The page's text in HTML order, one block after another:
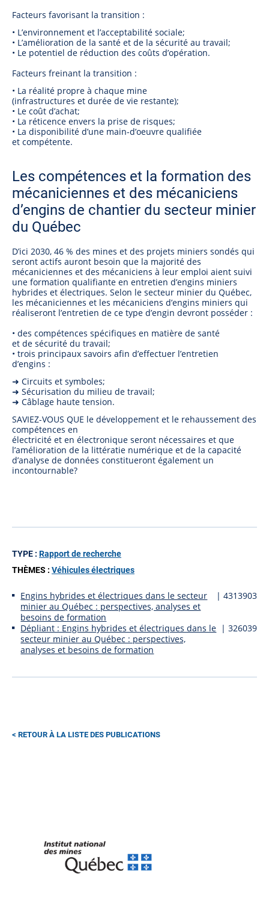
Facteurs favorisant la transition :
• L’environnement et l’acceptabilité sociale;
• L’amélioration de la santé et de la sécurité au travail;
• Le potentiel de réduction des coûts d’opération.
Facteurs freinant la transition :
• La réalité propre à chaque mine
(infrastructures et durée de vie restante);
• Le coût d’achat;
• La réticence envers la prise de risques;
• La disponibilité d’une main-d’oeuvre qualifiée
et compétente.
Les compétences et la formation des
mécaniciennes et des mécaniciens
d’engins de chantier du secteur minier
du Québec
D’ici 2030, 46 % des mines et des projets miniers sondés qui
seront actifs auront besoin que la majorité des
mécaniciennes et des mécaniciens à leur emploi aient suivi
une formation qualifiante en entretien d’engins miniers
hybrides et électriques. Selon le secteur minier du Québec,
les mécaniciennes et les mécaniciens d’engins miniers qui
réaliseront l’entretien de ce type d’engin devront posséder :
• des compétences spécifiques en matière de santé
et de sécurité du travail;
• trois principaux savoirs afin d’effectuer l’entretien
d’engins :
➜ Circuits et symboles;
➜ Sécurisation du milieu de travail;
➜ Câblage haute tension.
SAVIEZ-VOUS QUE le développement et le rehaussement des
compétences en
électricité et en électronique seront nécessaires et que
l’amélioration de la littératie numérique et de la capacité
d’analyse de données constitueront également un
incontournable?
TYPE : Rapport de recherche
THÈMES : Véhicules électriques
Engins hybrides et électriques dans le secteur
minier au Québec : perspectives, analyses et
besoins de formation
| 4313903
Dépliant : Engins hybrides et électriques dans le
secteur minier au Québec : perspectives,
analyses et besoins de formation
| 326039
RETOUR À LA LISTE DES PUBLICATIONS